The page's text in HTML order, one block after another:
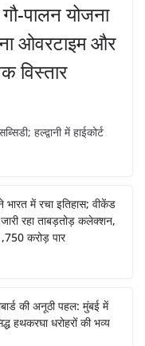
पालन योजना
ओवरटाइम और
विस्तार
हल्द्वानी में हाईकोर्ट
भारत में रचा इतिहास; वीकेंड
रहा ताबड़तोड़ कलेक्शन,
करोड़ पार
की अनूठी पहल: मुंबई में
हथकरघा धरोहरों की भव्य